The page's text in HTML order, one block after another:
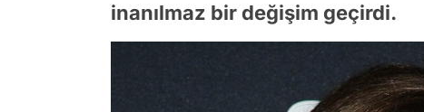
inanılmaz bir değişim geçirdi.